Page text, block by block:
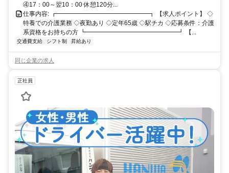
④17：00～翌10：00 休憩120分...
仕事内容: ┏━━━━━━━━━━━━━━━┓ 【求人ポイント】 ◇
特養での介護業務 ◇夜勤あり ◇定年65歳 ◇駅チカ ◇応募条件：介護
系資格をお持ちの方 ┗━━━━━━━━━━━━━━━┛ 【...
交通費支給 シフト制 昇給あり
同じ企業の求人
正社員